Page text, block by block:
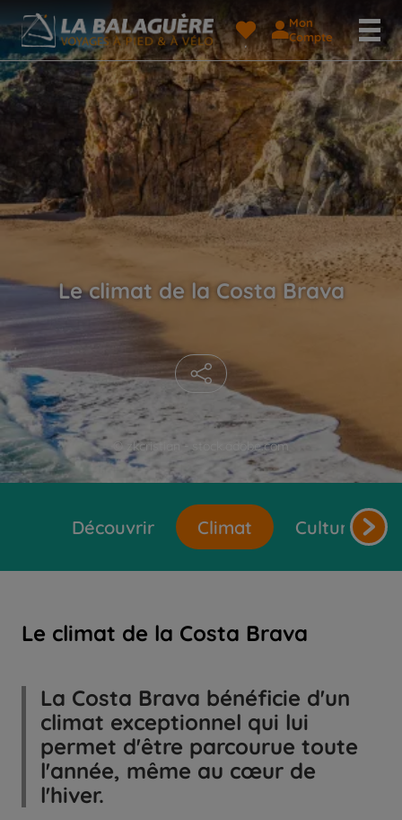
Mon
Compte
© zkcristian - stock.adobe.com
Le climat de la Costa Brava
Découvrir Climat Cultures et
Le climat de la Costa Brava
La Costa Brava bénéficie d'un
climat exceptionnel qui lui
permet d'être parcourue toute
l'année, même au cœur de
l'hiver.